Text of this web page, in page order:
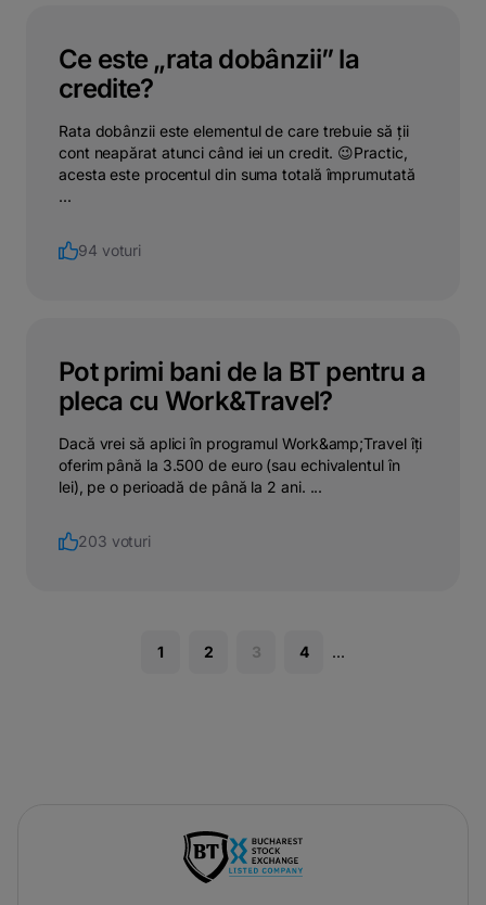
Ce este „rata dobânzii” la
credite?
Rata dobânzii este elementul de care trebuie să ții
cont neapărat atunci când iei un credit. 😉Practic,
acesta este procentul din suma totală împrumutată
...
94 voturi
Pot primi bani de la BT pentru a
pleca cu Work&Travel?
Dacă vrei să aplici în programul Work&amp;Travel îți
oferim până la 3.500 de euro (sau echivalentul în
lei), pe o perioadă de până la 2 ani. ...
203 voturi
1 2 3 4 ...